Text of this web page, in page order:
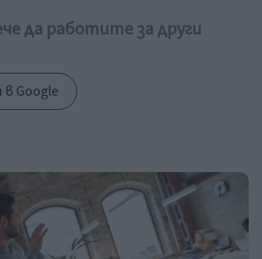
да работите за други
Google